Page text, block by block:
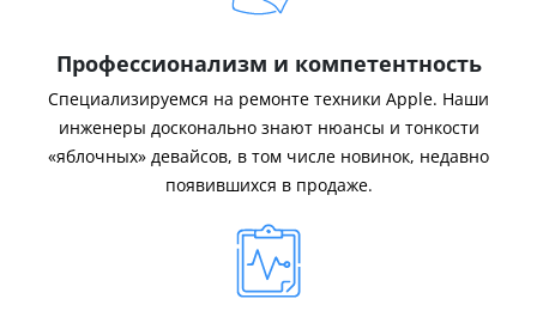
Профессионализм и компетентность
Специализируемся на ремонте техники Apple. Наши
инженеры досконально знают нюансы и тонкости
«яблочных» девайсов, в том числе новинок, недавно
появившихся в продаже.